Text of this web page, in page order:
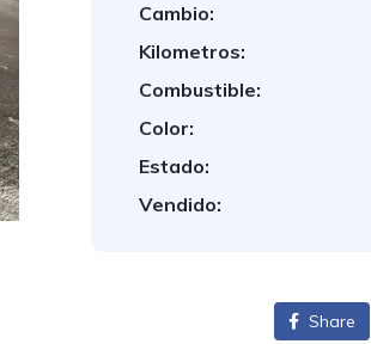
Cambio:
Kilometros:
Combustible:
Color:
Estado:
Vendido:
Share